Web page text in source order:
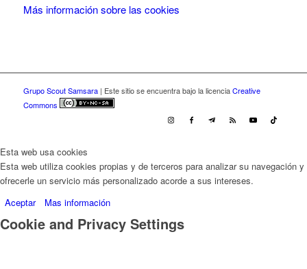
Más información sobre las cookies
Grupo Scout Samsara| Este sitio se encuentra bajo la licenciaCreative
Commons
Esta web usa cookies
Esta web utiliza cookies propias y de terceros para analizar su navegación y
ofrecerle un servicio más personalizado acorde a sus intereses.
Aceptar
Mas información
Cookie and Privacy Settings